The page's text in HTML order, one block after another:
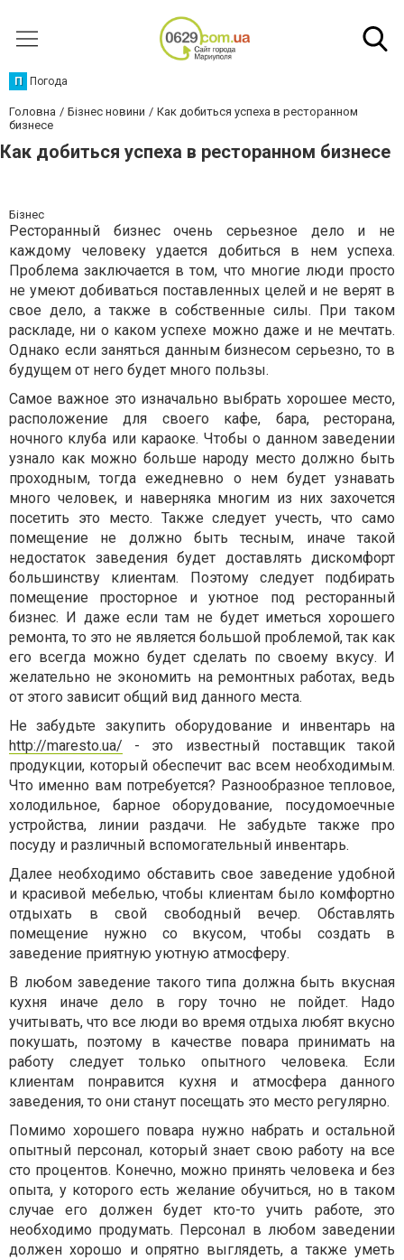
П Погода
Головна Бізнес новини
Как добиться успеха в ресторанном
бизнесе
Как добиться успеха в ресторанном бизнесе
Бізнес
Ресторанный бизнес очень серьезное дело и не
каждому человеку удается добиться в нем успеха.
Проблема заключается в том, что многие люди просто
не умеют добиваться поставленных целей и не верят в
свое дело, а также в собственные силы. При таком
раскладе, ни о каком успехе можно даже и не мечтать.
Однако если заняться данным бизнесом серьезно, то в
будущем от него будет много пользы.
Самое важное это изначально выбрать хорошее место,
расположение для своего кафе, бара, ресторана,
ночного клуба или караоке. Чтобы о данном заведении
узнало как можно больше народу место должно быть
проходным, тогда ежедневно о нем будет узнавать
много человек, и наверняка многим из них захочется
посетить это место. Также следует учесть, что само
помещение не должно быть тесным, иначе такой
недостаток заведения будет доставлять дискомфорт
большинству клиентам. Поэтому следует подбирать
помещение просторное и уютное под ресторанный
бизнес. И даже если там не будет иметься хорошего
ремонта, то это не является большой проблемой, так как
его всегда можно будет сделать по своему вкусу. И
желательно не экономить на ремонтных работах, ведь
от этого зависит общий вид данного места.
Не забудьте закупить оборудование и инвентарь на
http://maresto.ua/ - это известный поставщик такой
продукции, который обеспечит вас всем необходимым.
Что именно вам потребуется? Разнообразное тепловое,
холодильное, барное оборудование, посудомоечные
устройства, линии раздачи. Не забудьте также про
посуду и различный вспомогательный инвентарь.
Далее необходимо обставить свое заведение удобной
и красивой мебелью, чтобы клиентам было комфортно
отдыхать в свой свободный вечер. Обставлять
помещение нужно со вкусом, чтобы создать в
заведение приятную уютную атмосферу.
В любом заведение такого типа должна быть вкусная
кухня иначе дело в гору точно не пойдет. Надо
учитывать, что все люди во время отдыха любят вкусно
покушать, поэтому в качестве повара принимать на
работу следует только опытного человека. Если
клиентам понравится кухня и атмосфера данного
заведения, то они станут посещать это место регулярно.
Помимо хорошего повара нужно набрать и остальной
опытный персонал, который знает свою работу на все
сто процентов. Конечно, можно принять человека и без
опыта, у которого есть желание обучиться, но в таком
случае его должен будет кто-то учить работе, это
необходимо продумать. Персонал в любом заведении
должен хорошо и опрятно выглядеть, а также уметь